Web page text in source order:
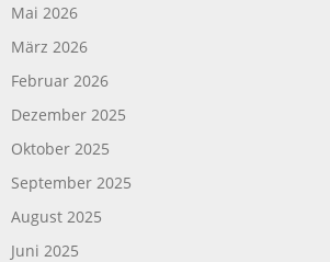
Mai 2026
März 2026
Februar 2026
Dezember 2025
Oktober 2025
September 2025
August 2025
Juni 2025